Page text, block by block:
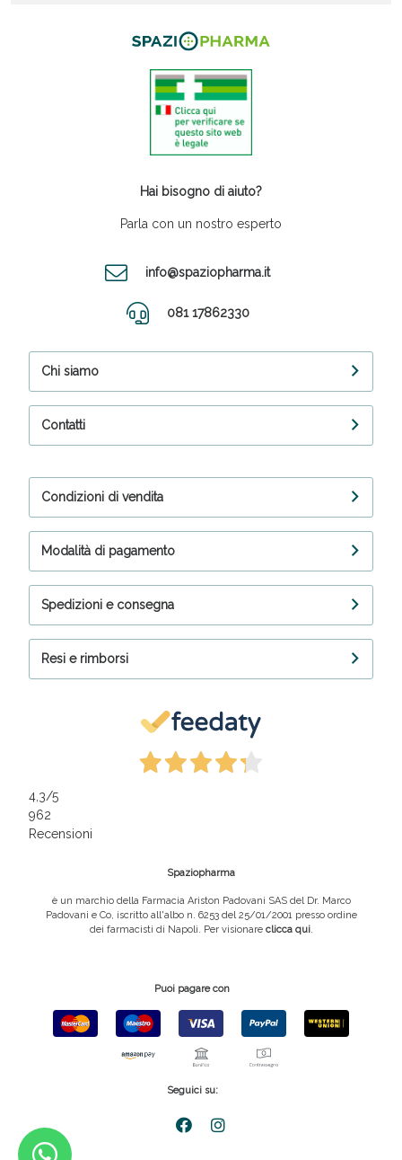
Hai bisogno di aiuto?
Parla con un nostro esperto
info@spaziopharma.it
081 17862330
Chi siamo
Contatti
Condizioni di vendita
Modalità di pagamento
Spedizioni e consegna
Resi e rimborsi
4,3/5
962
Recensioni
Spaziopharma
è un marchio della Farmacia Ariston Padovani SAS del Dr. Marco
Padovani e Co, iscritto all'albo n. 6253 del 25/01/2001 presso ordine
dei farmacisti di Napoli. Per visionare clicca qui.
Puoi pagare con
Seguici su: